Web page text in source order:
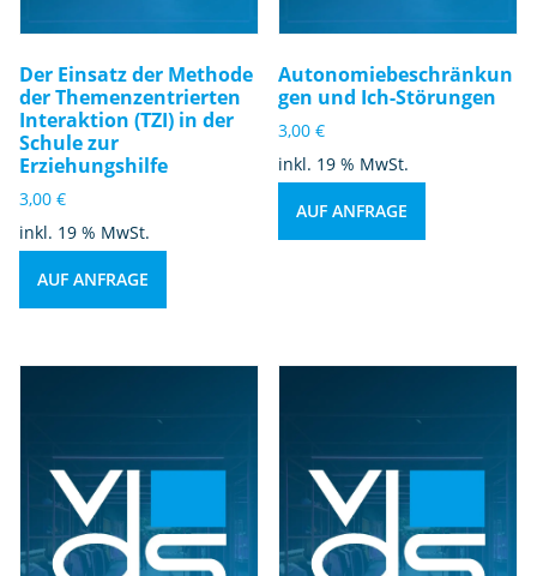
Der Einsatz der Methode
der Themenzentrierten
Interaktion (TZI) in der
Schule zur
Erziehungshilfe
3,00 €
inkl. 19 % MwSt.
AUF ANFRAGE
Autonomiebeschränkun
gen und Ich-Störungen
3,00€
inkl. 19 % MwSt.
AUF ANFRAGE